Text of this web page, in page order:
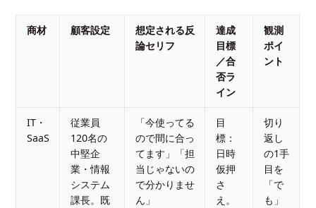
商材 顧客設定
想定される反
論セリフ
達成
目標
／合
否ラ
イン
観測
ポイ
ント
IT・
SaaS
従業員
120名の
中堅企
業・情報
システム
課長。既
「今使ってる
ので間に合っ
てます」「担
当じゃないの
で分かりませ
ん」
目
標：
日時
仮押
さ
え。
切り
返し
の1手
目を
「で
も」